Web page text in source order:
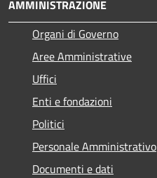
AMMINISTRAZIONE
Organi di Governo
Aree Amministrative
Uffici
Enti e fondazioni
Politici
Personale Amministrativo
Documenti e dati